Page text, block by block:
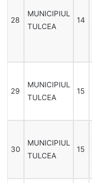
28
MUNICIPIUL
TULCEA
14
29
MUNICIPIUL
TULCEA
15
30
MUNICIPIUL
TULCEA
15